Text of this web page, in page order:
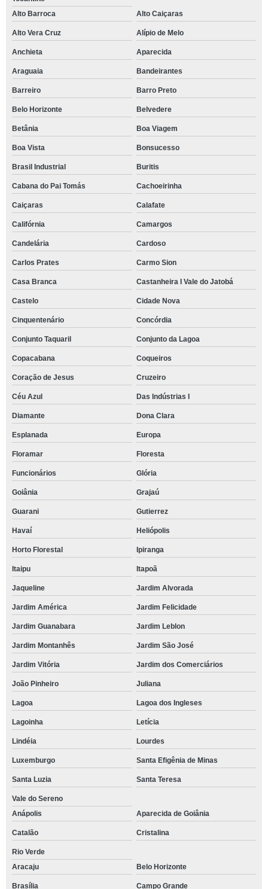
Alto Barroca
Alto Caiçaras
Alto Vera Cruz Alípio de Melo
Anchieta Aparecida
Araguaia Bandeirantes
Barreiro Barro Preto
Belo Horizonte Belvedere
Betânia Boa Viagem
Boa Vista Bonsucesso
Brasil Industrial Buritis
Cabana do Pai Tomás Cachoeirinha
Caiçaras Calafate
Califórnia Camargos
Candelária Cardoso
Carlos Prates Carmo Sion
Casa Branca Castanheira I Vale do Jatobá
Castelo Cidade Nova
Cinquentenário Concórdia
Conjunto Taquaril Conjunto da Lagoa
Copacabana Coqueiros
Coração de Jesus Cruzeiro
Céu Azul Das Indústrias I
Diamante Dona Clara
Esplanada Europa
Floramar Floresta
Funcionários Glória
Goiânia Grajaú
Guarani Gutierrez
Havaí Heliópolis
Horto Florestal Ipiranga
Itaipu Itapoã
Jaqueline Jardim Alvorada
Jardim América Jardim Felicidade
Jardim Guanabara Jardim Leblon
Jardim Montanhês Jardim São José
Jardim Vitória Jardim dos Comerciários
João Pinheiro Juliana
Lagoa Lagoa dos Ingleses
Lagoinha Letícia
Lindéia Lourdes
Luxemburgo Santa Efigênia de Minas
Santa Luzia Santa Teresa
Vale do Sereno
Anápolis
Aparecida de Goiânia
Catalão Cristalina
Rio Verde
Aracaju
Belo Horizonte
Brasília Campo Grande